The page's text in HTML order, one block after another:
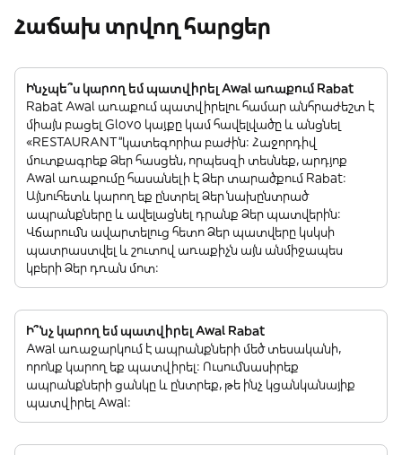
Հաճախ տրվող հարցեր
Ինչպե՞ս կարող եմ պատվիրել Awal առաքում Rabat
Rabat Awal առաքում պատվիրելու համար անհրաժեշտ է
միայն բացել Glovo կայքը կամ հավելվածը և անցնել
«RESTAURANT”կատեգորիա բաժին: Հաջորդիվ
մուտքագրեք Ձեր հասցեն, որպեսզի տեսնեք, արդյոք
Awal առաքումը հասանելի է Ձեր տարածքում Rabat:
Այնուհետև կարող եք ընտրել Ձեր նախընտրած
ապրանքները և ավելացնել դրանք Ձեր պատվերին:
Վճարումն ավարտելուց հետո Ձեր պատվերը կսկսի
պատրաստվել և շուտով առաքիչն այն անմիջապես
կբերի Ձեր դռան մոտ:
Ի՞նչ կարող եմ պատվիրել Awal Rabat
Awal առաջարկում է ապրանքների մեծ տեսականի,
որոնք կարող եք պատվիրել: Ուսումնասիրեք
ապրանքների ցանկը և ընտրեք, թե ինչ կցանկանայիք
պատվիրել Awal: